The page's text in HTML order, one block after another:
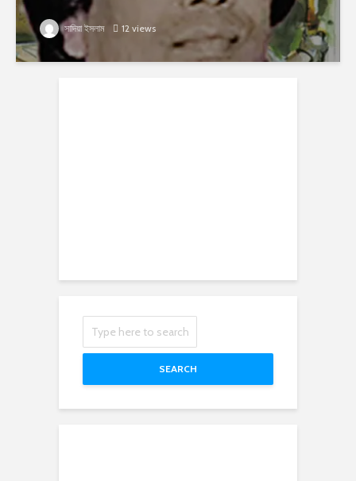
সাদিয়া ইসলাম 12 views
SEARCH